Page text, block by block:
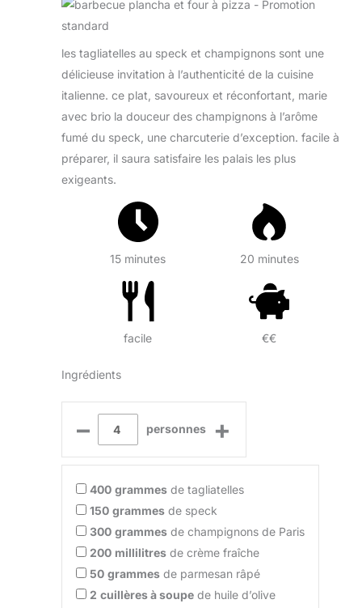
les tagliatelles au speck et champignons sont une
délicieuse invitation à l’authenticité de la cuisine
italienne. ce plat, savoureux et réconfortant, marie
avec brio la douceur des champignons à l’arôme
fumé du speck, une charcuterie d’exception. facile à
préparer, il saura satisfaire les palais les plus
exigeants.
15 minutes 20 minutes
facile €€
Ingrédients
– personnes +
400 grammes de tagliatelles
150 grammes de speck
300 grammes de champignons de Paris
200 millilitres de crème fraîche
50 grammes de parmesan râpé
2 cuillères à soupe de huile d’olive